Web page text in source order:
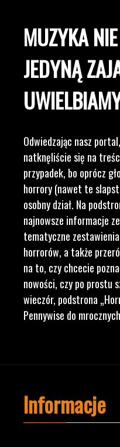
MUZYKA
JEDYNĄ
Odwiedzając nasz
natknęliście się na
przypadek, bo oprócz
horrory (nawet te
osobny dział. Na
najnowsze informacje
tematyczne
horrorów, a także
na to, czy chcecie
nowości, czy po prostu
wieczór, podstrona
Pennywise do
Informacje